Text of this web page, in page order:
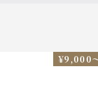
¥9,000